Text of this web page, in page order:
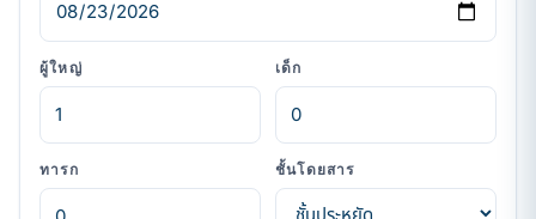
ผู้ใหญ่ เด็ก
ทารก ชั้นโดยสาร